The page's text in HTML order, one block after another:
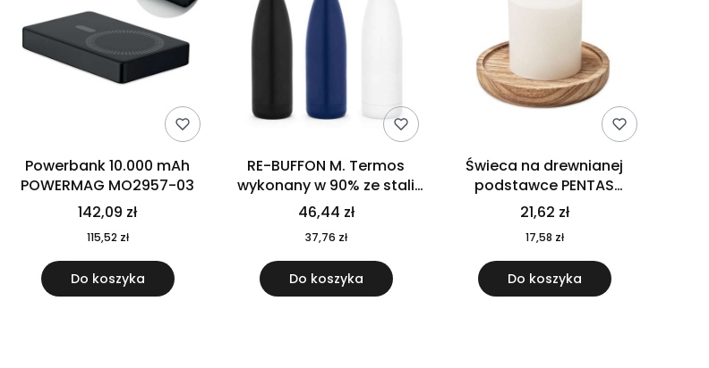
Powerbank 10.000 mAh
POWERMAG MO2957-03
142,09 zł
115,52 zł
Do koszyka
RE-BUFFON M. Termos
wykonany w 90% ze stali
nierdzewnej pochodzącej z
recyklingu 520 ml 94294
46,44 zł
37,76 zł
Do koszyka
Świeca na drewnianej
podstawce PENTAS
MO6282-40
21,62 zł
17,58 zł
Do koszyka